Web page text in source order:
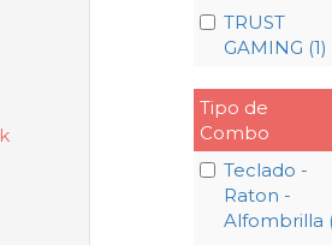
TRUST
GAMING (1)
Tipo de
Combo
Teclado -
Raton -
Alfombrilla